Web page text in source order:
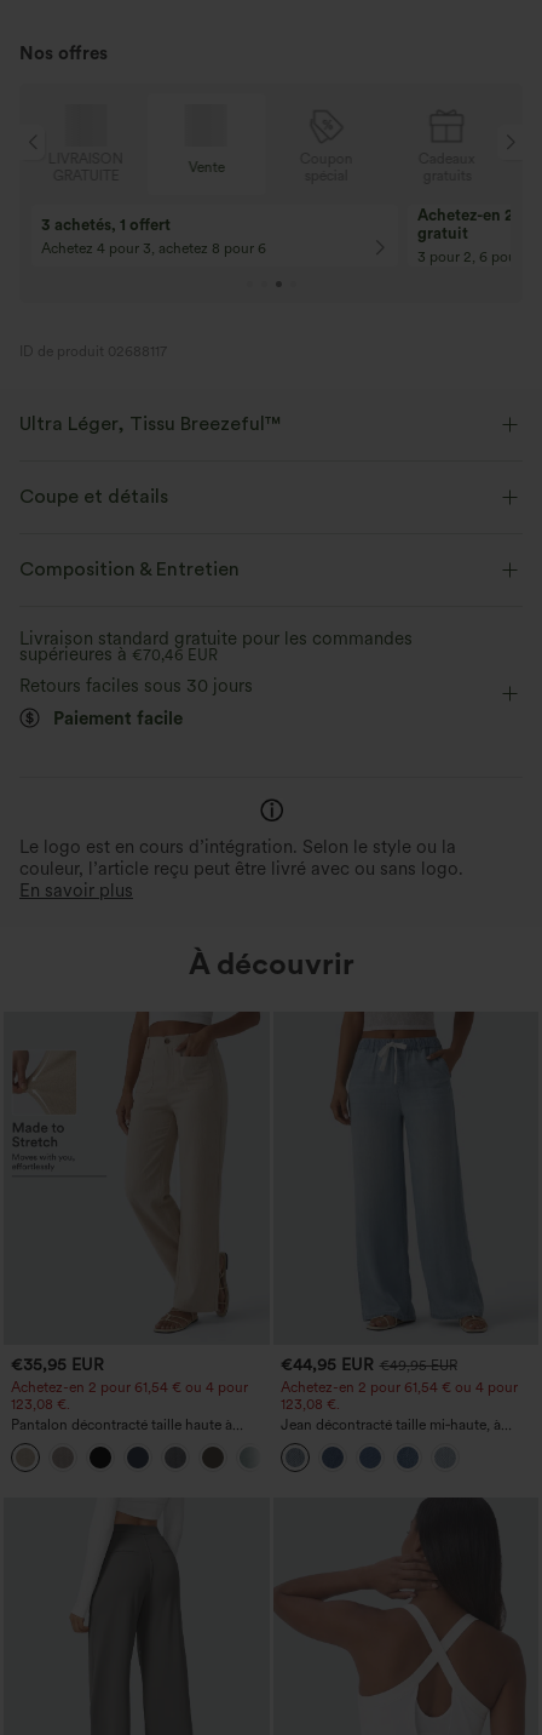
Nos offres
Coupon
spécial
3 achetés, 1 offert
Achetez 4 pour 3, achetez 8 pour 6
Achetez-en 2,
gratuit
3 pour 2, 6 pour 4,
ID de produit 02688117
Ultra Léger, Tissu Breezeful™
sèche rapidement pour un confort supplémentaire.
Coupe et détails
Poches latérales Dos nageur
Sans manches Élasticité moyenne
Composition & Entretien
Livraison standard gratuite pour les commandes
supérieures à €70,46 EUR
Retours faciles sous 30 jours
Paiement facile
Le logo est en cours d’intégration. Selon le style ou la
couleur, l’article reçu peut être livré avec ou sans logo.
En savoir plus
À découvrir
€35,95 EUR
Achetez-en 2 pour 61,54 € ou 4 pour
123,08 €.
Pantalon décontracté taille haute à
jambe droite, effet lin, avec poches
+5
€44,95 EUR €49,95 EUR
Achetez-en 2 pour 61,54 € ou 4 pour
123,08 €.
Jean décontracté taille mi‑haute, à
cordon de serrage, avec poches